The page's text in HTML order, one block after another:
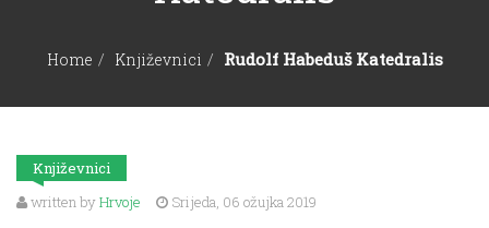
Home Književnici Rudolf Habeduš Katedralis
Književnici
written byHrvoje Srijeda, 06 ožujka 2019